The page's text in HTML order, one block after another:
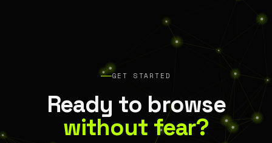
GET STARTED
Ready to browse
without fear?